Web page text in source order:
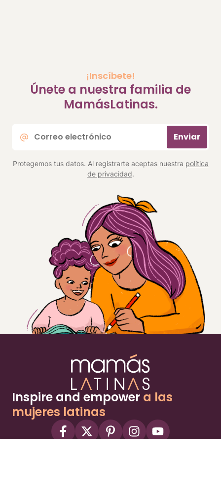
¡Inscíbete!
Únete a nuestra familia de
MamásLatinas.
electrónico
Enviar
Protegemos tus datos. Al registrarte aceptas nuestra política
de privacidad.
Inspire and empower a las
mujeres latinas